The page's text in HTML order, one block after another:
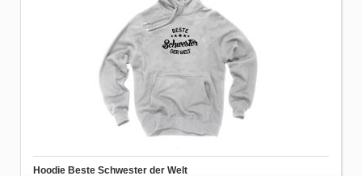
Hoodie Beste Schwester der Welt